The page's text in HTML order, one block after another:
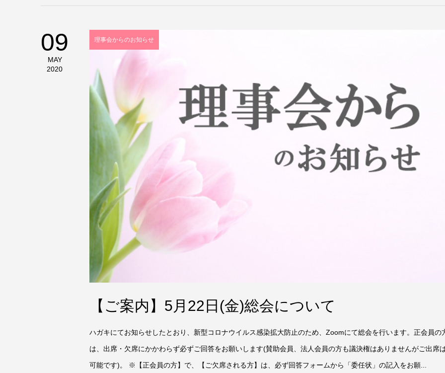
09
MAY
2020
理事会からのお知らせ
【ご案内】5月22日(金)総会について
ハガキにてお知らせしたとおり、新型コロナウイルス感染拡大防止のため、Zoomにて総会を行います。正会員の
は、出席・欠席にかかわらず必ずご回答をお願いします(賛助会員、法人会員の方も議決権はありませんがご出席
可能です)。 ※【正会員の方】で、【ご欠席される方】は、必ず回答フォームから「委任状」の記入をお願...